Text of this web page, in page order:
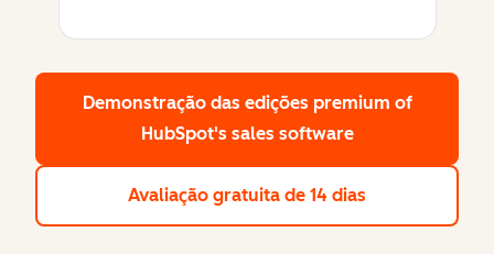
Demonstração das edições premium of
HubSpot's sales software
Avaliação gratuita de 14 dias